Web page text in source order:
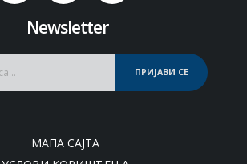
Newsletter
ПРИЈАВИ СЕ
МАПА САЈТА